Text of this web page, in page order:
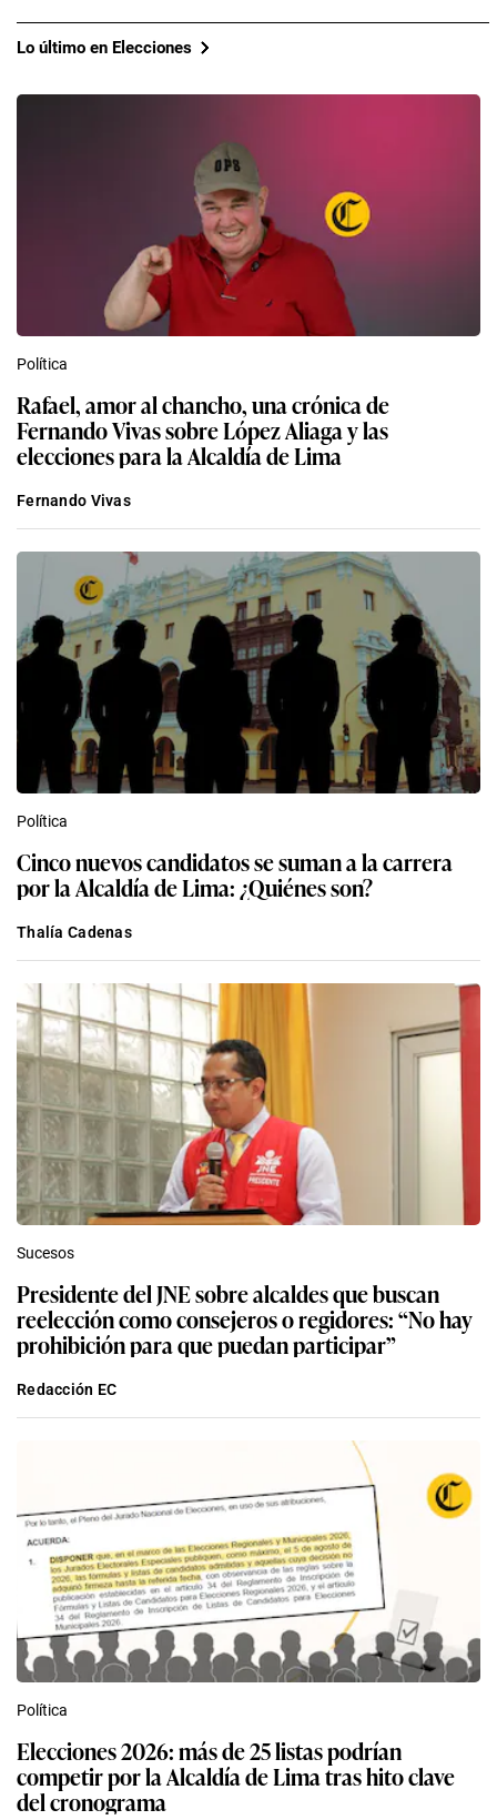
Lo último en Elecciones
Política
Rafael, amor al chancho, una crónica de
Fernando Vivas sobre López Aliaga y las
elecciones para la Alcaldía de Lima
Fernando Vivas
Política
Cinco nuevos candidatos se suman a la carrera
por la Alcaldía de Lima: ¿Quiénes son?
Thalía Cadenas
Sucesos
Presidente del JNE sobre alcaldes que buscan
reelección como consejeros o regidores: “No hay
prohibición para que puedan participar”
Redacción EC
Política
Elecciones 2026: más de 25 listas podrían
competir por la Alcaldía de Lima tras hito clave
del cronograma